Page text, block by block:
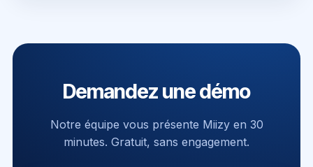
Demandez une démo
Notre équipe vous présente Miizy en 30
minutes. Gratuit, sans engagement.